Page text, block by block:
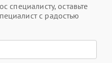
специалисту, оставьте
с радостью